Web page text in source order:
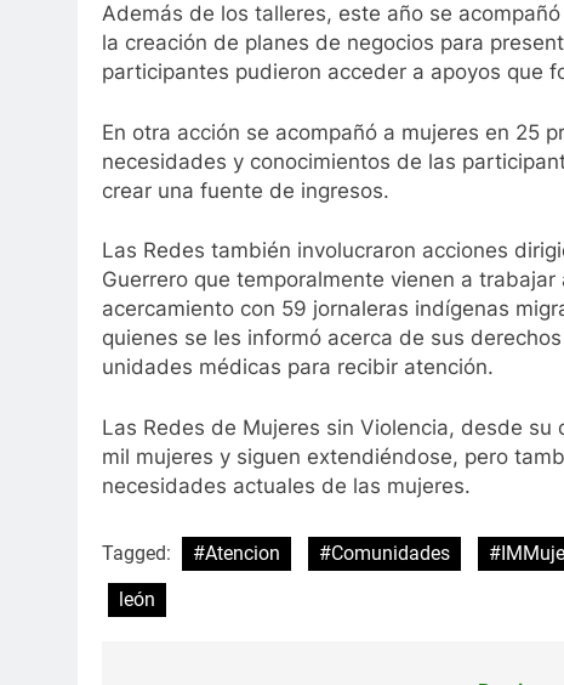
Además de los talleres, este año se
la creación de planes de negocios para
participantes pudieron acceder a apoyos que
En otra acción se acompañó a mujeres en 25
necesidades y conocimientos de las
crear una fuente de ingresos.
Las Redes también involucraron acciones
Guerrero que temporalmente vienen a
acercamiento con 59 jornaleras indígenas
quienes se les informó acerca de sus
unidades médicas para recibir atención.
Las Redes de Mujeres sin Violencia, desde
mil mujeres y siguen extendiéndose, pero
necesidades actuales de las mujeres.
Tagged: #Atencion #Comunidades
león